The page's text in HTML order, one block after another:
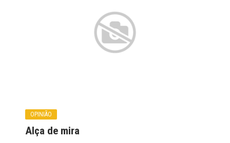
OPINIÃO
Alça de mira